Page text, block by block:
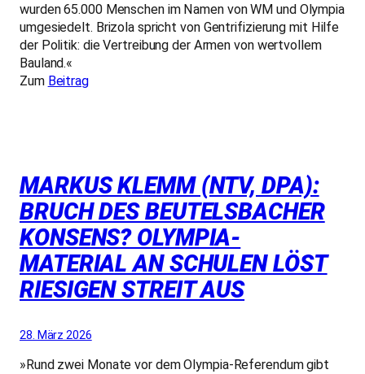
wurden 65.000 Menschen im Namen von WM und Olympia
umgesiedelt. Brizola spricht von Gentrifizierung mit Hilfe
der Politik: die Vertreibung der Armen von wertvollem
Bauland.«
Zum Beitrag
MARKUS KLEMM (NTV, DPA):
BRUCH DES BEUTELSBACHER
KONSENS? OLYMPIA-
MATERIAL AN SCHULEN LÖST
RIESIGEN STREIT AUS
28. März 2026
»Rund zwei Monate vor dem Olympia-Referendum gibt